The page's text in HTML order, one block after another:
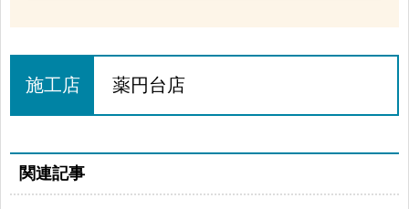
施工店 薬円台店
関連記事